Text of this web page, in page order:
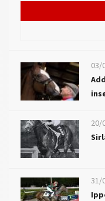
03/
20/
31/